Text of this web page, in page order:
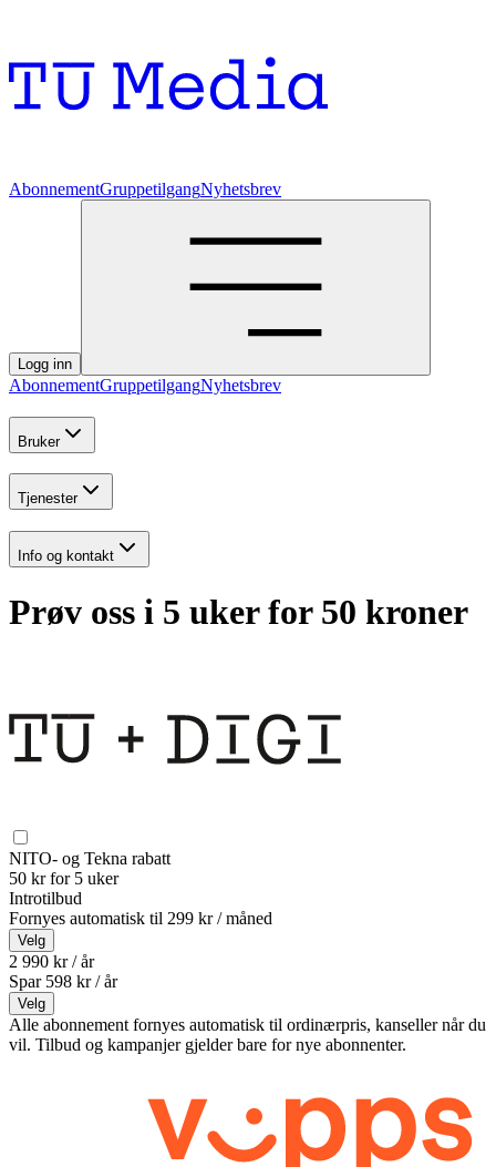
AbonnementGruppetilgangNyhetsbrev
Logg inn
AbonnementGruppetilgangNyhetsbrev
Bruker
Tjenester
Info og kontakt
Prøv oss i 5 uker for 50 kroner
NITO- og Tekna rabatt
50 kr for 5 uker
Introtilbud
Fornyes automatisk til 299 kr / måned
Velg
2 990 kr / år
Spar 598 kr /år
Velg
Alle abonnement fornyes automatisk til ordinærpris, kanseller når du
vil. Tilbud og kampanjer gjelder bare for nye abonnenter.